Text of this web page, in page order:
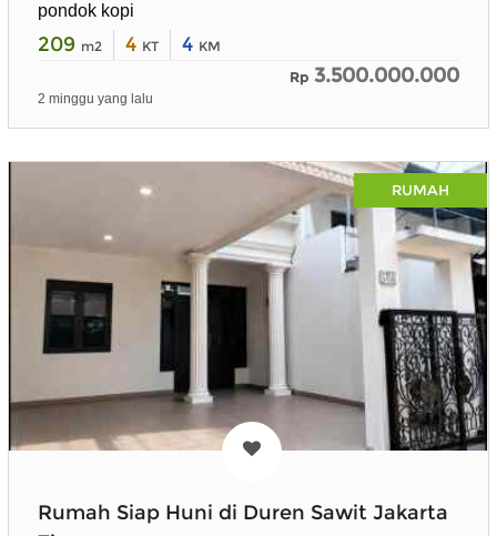
pondok kopi
209 m2 4 KT 4 KM
Rp 3.500.000.000
2 minggu yang lalu
RUMAH
Rumah Siap Huni di Duren Sawit Jakarta